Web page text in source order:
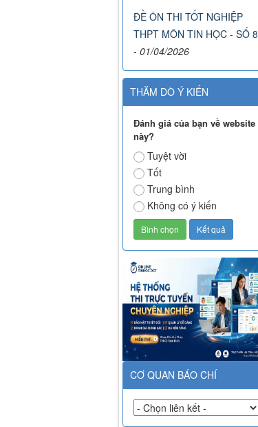
ĐỀ ÔN THI TỐT NGHIỆP
THPT MÔN TIN HỌC - SỐ 8
- 01/04/2026
THĂM DÒ Ý KIẾN
Đánh giá của bạn về website
này?
Tuyệt vời
Tốt
Trung bình
Không có ý kiến
CƠ QUAN BÁO CHÍ